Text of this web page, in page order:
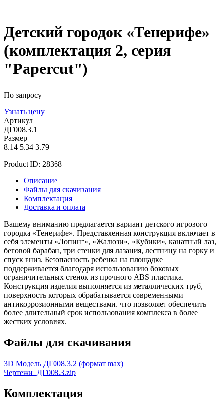
Детский городок «Тенерифе»
(комплектация 2, серия
"Papercut")
По запросу
Узнать цену
Артикул
ДГ008.3.1
Размер
8.14 5.34 3.79
Product ID: 28368
Описание
Файлы для скачивания
Комплектация
Доставка и оплата
Вашему вниманию предлагается вариант детского игрового
городка «Тенерифе». Представленная конструкция включает в
себя элементы «Лопинг», «Жалюзи», «Кубики», канатный лаз,
беговой барабан, три стенки для лазания, лестницу на горку и
спуск вниз. Безопасность ребенка на площадке
поддерживается благодаря использованию боковых
ограничительных стенок из прочного АBS пластика.
Конструкция изделия выполняется из металлических труб,
поверхность которых обрабатывается современными
антикоррозионными веществами, что позволяет обеспечить
более длительный срок использования комплекса в более
жестких условиях.
Файлы для скачивания
3D Модель ДГ008.3.2 (формат max)
Чертежи_ДГ008.3.zip
Комплектация